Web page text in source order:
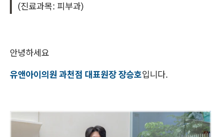
(진료과목: 피부과)
안녕하세요
유앤아이의원 과천점 대표원장 장승호입니다.